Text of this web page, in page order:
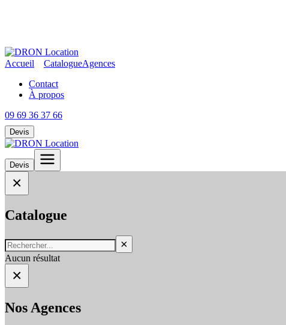
Accueil CatalogueAgences
Contact
À propos
09 69 36 37 66
Devis
Devis
×
Catalogue
×
Aucun résultat
×
Nos Agences